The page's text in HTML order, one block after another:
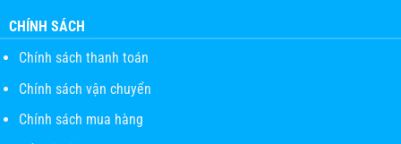
CHÍNH SÁCH
Chính sách thanh toán
Chính sách vận chuyển
Chính sách mua hàng